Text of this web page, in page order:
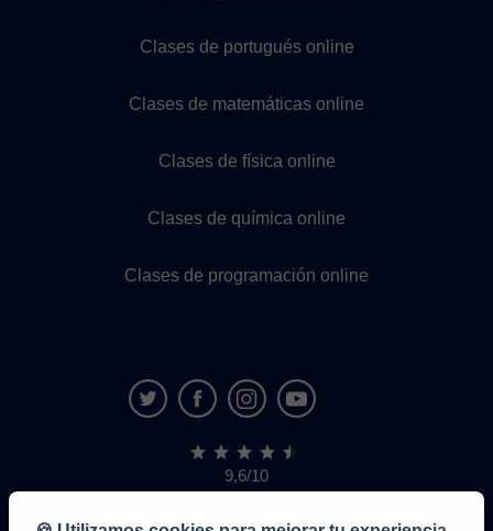
Clases de portugués online
Clases de matemáticas online
Clases de física online
Clases de química online
Clases de programación online
9,6/10
1,339,284
de